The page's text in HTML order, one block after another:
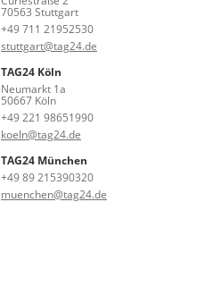
70563 Stuttgart
+49 711 21952530
stuttgart@tag24.de
TAG24 Köln
Neumarkt 1a
50667 Köln
+49 221 98651990
koeln@tag24.de
TAG24 München
+49 89 215390320
muenchen@tag24.de